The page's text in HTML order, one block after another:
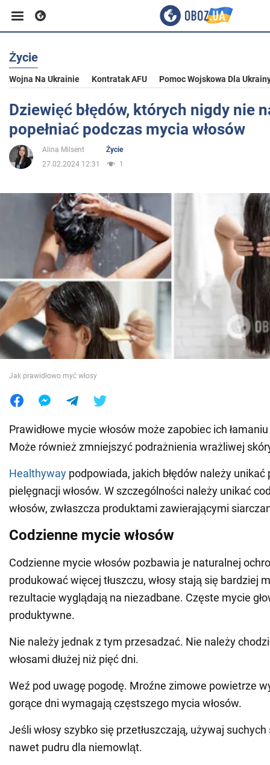
Biznes
Sport
Rozrywka
Polityka
Społeczeństwo
Wojna na Ukrainie
Świat
Jedzenie
Życie
Wojna Na Ukrainie Kontratak AFU Pomoc Wojskowa Dla
Dziewięć błędów, których nigdy nie
popełniać podczas mycia włosów
Alina Milsent
Życie
27.02.2024 12:31
1
Jak prawidłowo myć włosy
Prawidłowe mycie włosów może zapobiec ich
Może również zmniejszyć podrażnienia wrażliwej
Healthyway podpowiada, jakich błędów należy unikać
pielęgnacji włosów. W szczególności należy unikać
włosów, zwłaszcza produktami zawierającymi
Codzienne mycie włosów
Codzienne mycie włosów pozbawia je naturalnej
produkować więcej tłuszczu, włosy stają się bardziej
rezultacie wyglądają na niezadbane. Częste mycie
produktywne.
Nie należy jednak z tym przesadzać. Nie należy
włosami dłużej niż pięć dni.
Weź pod uwagę pogodę. Mroźne zimowe powietrze
gorące dni wymagają częstszego mycia włosów.
Jeśli włosy szybko się przetłuszczają, używaj
nawet pudru dla niemowląt.